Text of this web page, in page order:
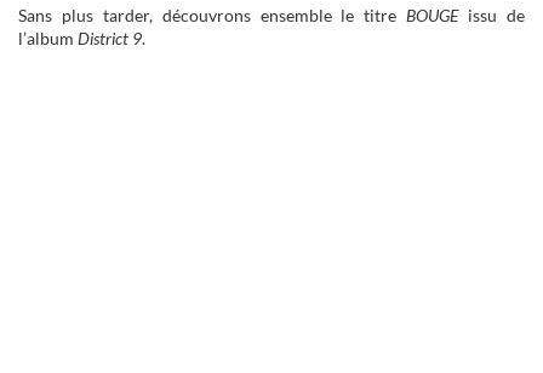
Sans plus tarder, découvrons ensemble le titreBOUGEissu de
l’album District 9.